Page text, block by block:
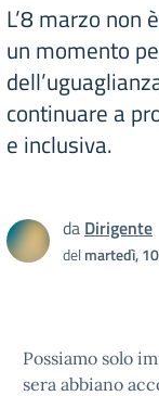
L’8 marzo
un momento
continuare a
e inclusiva.
da Dirigente
delmartedì,
Possiamo solo
sera abbiano